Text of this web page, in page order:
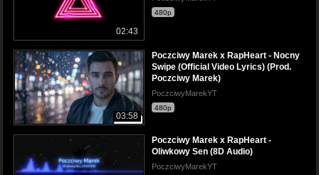
02:43
480p
03:58
Poczciwy Marek x RapHeart - Nocny
Swipe (Official Video Lyrics) (Prod.
Poczciwy Marek)
PoczciwyMarekYT
480p
Poczciwy Marek x RapHeart -
Oliwkowy Sen (8D Audio)
PoczciwyMarekYT